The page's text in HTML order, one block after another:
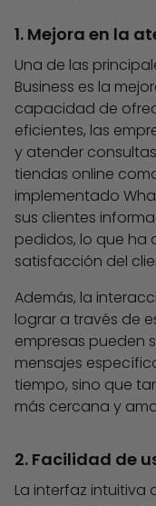
1. Mejora en la
Una de las
Business es la
capacidad de
eficientes, las
y atender
tiendas online
implementado
sus clientes
pedidos, lo que
satisfacción del
Además, la
lograr a través de
empresas pueden
mensajes
tiempo, sino que
más cercana y
2. Facilidad de
La interfaz intuitiva